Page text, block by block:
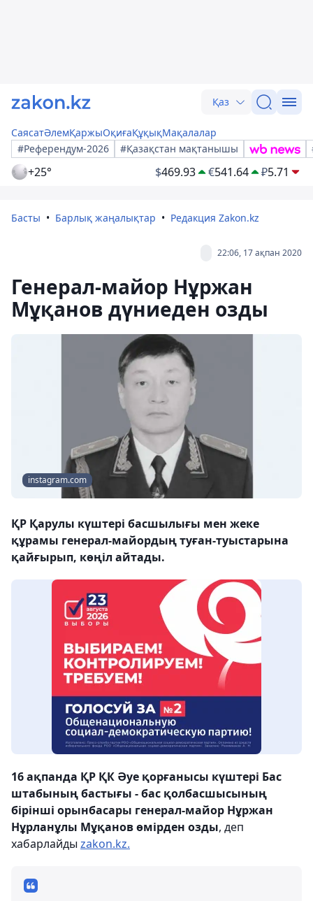
Қаз
СаясатӘлемҚаржыОқиғаҚұқықМақалалар
#Референдум-2026
#Қазақстан мақтанышы
+25° $469.93 €541.64 ₽5.71
Басты Барлық жаңалықтар Редакция Zakon.kz
22:06, 17 ақпан 2020
Генерал-майор Нұржан
Мұқанов дүниеден озды
instagram.com
ҚР Қарулы күштері басшылығы мен жеке
құрамы генерал-майордың туған-туыстарына
қайғырып, көңіл айтады.
16 ақпанда ҚР ҚК Әуе қорғанысы күштері Бас
штабының бастығы - бас қолбасшысының
бірінші орынбасары генерал-майор Нұржан
Нұрланұлы Мұқанов өмірден озды, деп
хабарлайды zakon.kz.